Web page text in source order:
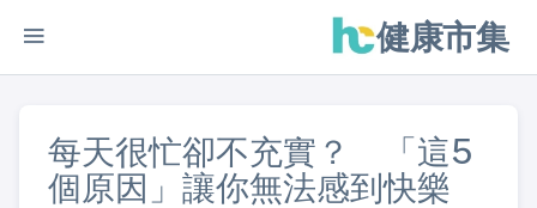
健康市集
每天很忙卻不充實？ 「這5
個原因」讓你無法感到快樂